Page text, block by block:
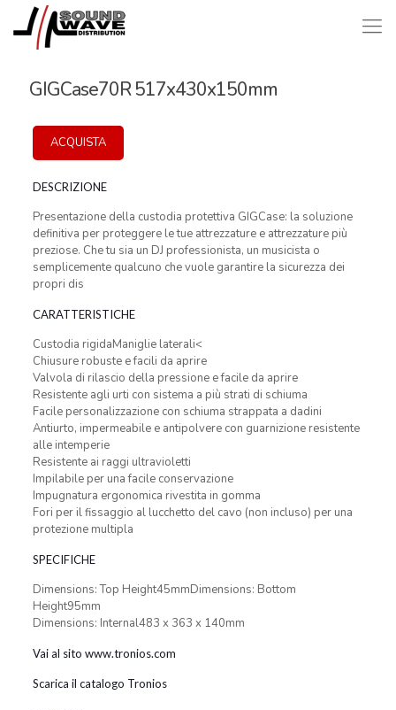
GIGCase70R 517x430x150mm
ACQUISTA
DESCRIZIONE
Presentazione della custodia protettiva GIGCase: la soluzione
definitiva per proteggere le tue attrezzature e attrezzature più
preziose. Che tu sia un DJ professionista, un musicista o
semplicemente qualcuno che vuole garantire la sicurezza dei
propri dis
CARATTERISTICHE
Custodia rigidaManiglie laterali<
Chiusure robuste e facili da aprire
Valvola di rilascio della pressione e facile da aprire
Resistente agli urti con sistema a più strati di schiuma
Facile personalizzazione con schiuma strappata a dadini
Antiurto, impermeabile e antipolvere con guarnizione resistente
alle intemperie
Resistente ai raggi ultravioletti
Impilabile per una facile conservazione
Impugnatura ergonomica rivestita in gomma
Fori per il fissaggio al lucchetto del cavo (non incluso) per una
protezione multipla
SPECIFICHE
Dimensions: Top Height45mmDimensions: Bottom
Height95mm
Dimensions: Internal483 x 363 x 140mm
Vai al sito www.tronios.com
Scarica il catalogo Tronios